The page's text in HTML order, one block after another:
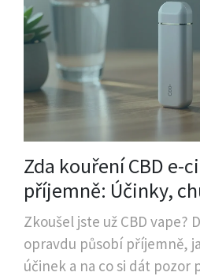
Zda kouření CBD e-
příjemně: Účinky,
Zkoušel jste už CBD vape?
opravdu působí příjemně,
účinek a na co si dát pozor